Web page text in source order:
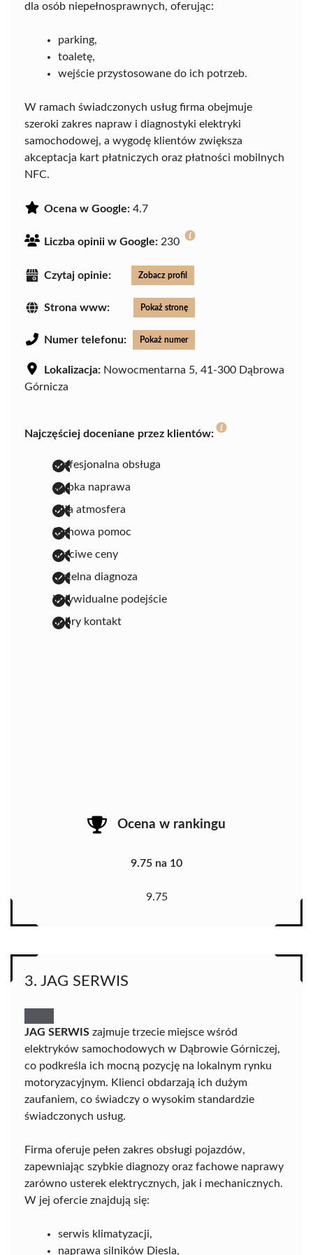
dla osób niepełnosprawnych, oferując:
parking,
toaletę,
wejście przystosowane do ich potrzeb.
W ramach świadczonych usług firma obejmuje
szeroki zakres napraw i diagnostyki elektryki
samochodowej, a wygodę klientów zwiększa
akceptacja kart płatniczych oraz płatności mobilnych
NFC.
Ocena w Google: 4.7
Liczba opinii w Google: 230
Czytaj opinie: Zobacz profil
Strona www: Pokaż stronę
Numer telefonu: Pokaż numer
Lokalizacja: Nowocmentarna 5, 41-300 Dąbrowa
Górnicza
Najczęściej doceniane przez klientów:
profesjonalna obsługa
szybka naprawa
miła atmosfera
fachowa pomoc
uczciwe ceny
rzetelna diagnoza
indywidualne podejście
dobry kontakt
Ocena w rankingu
9.75 na 10
9.75
3. JAG SERWIS
JAG SERWIS zajmuje trzecie miejsce wśród
elektryków samochodowych w Dąbrowie Górniczej,
co podkreśla ich mocną pozycję na lokalnym rynku
motoryzacyjnym. Klienci obdarzają ich dużym
zaufaniem, co świadczy o wysokim standardzie
świadczonych usług.
Firma oferuje pełen zakres obsługi pojazdów,
zapewniając szybkie diagnozy oraz fachowe naprawy
zarówno usterek elektrycznych, jak i mechanicznych.
W jej ofercie znajdują się:
serwis klimatyzacji,
naprawa silników Diesla,